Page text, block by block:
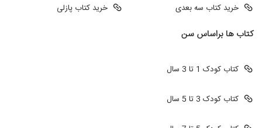
خرید کتاب سه بعدی خرید کتاب پازلی
کتاب ها براساس سن
کتاب کودک 1 تا 3 سال
کتاب کودک 3 تا 5 سال